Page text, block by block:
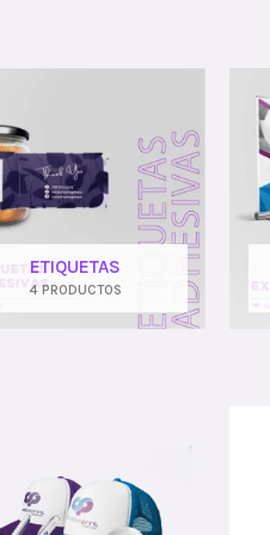
ETIQUETAS
4 PRODUCTOS